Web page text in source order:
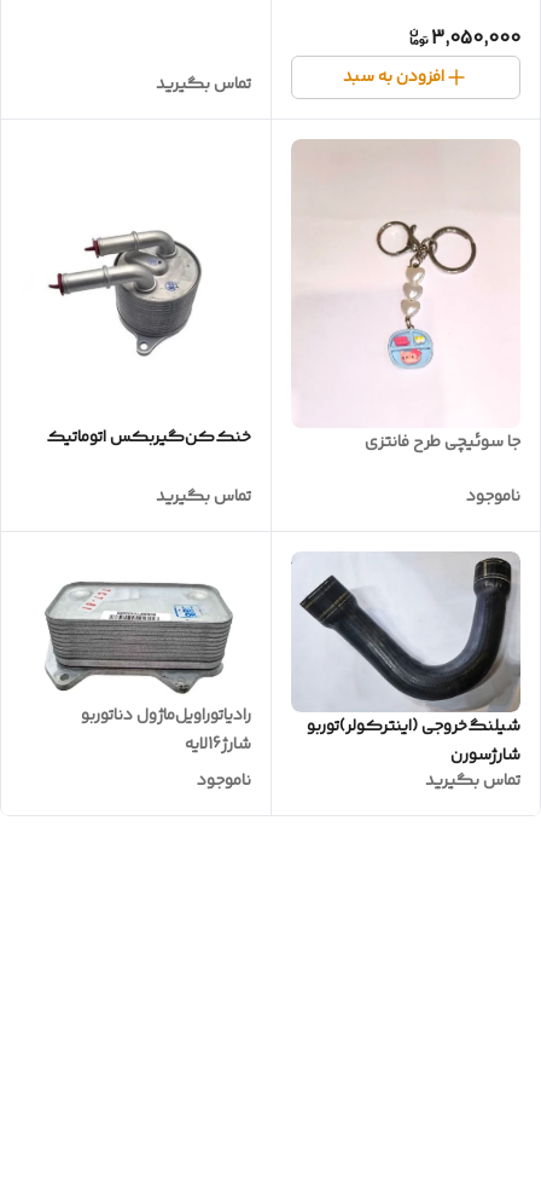
3,050,000
افزودن به سبد تماس بگیرید
جا سوئیچی طرح فانتزی
ناموجود
خنک‌کن‌گیربکس‌ اتوماتیک
تماس بگیرید
شیلنگ‌خروجی (اینترکولر)توربو
شارژسورن
تماس بگیرید
رادیاتوراویل‌ماژول دناتوربو
شارژ16لایه
ناموجود